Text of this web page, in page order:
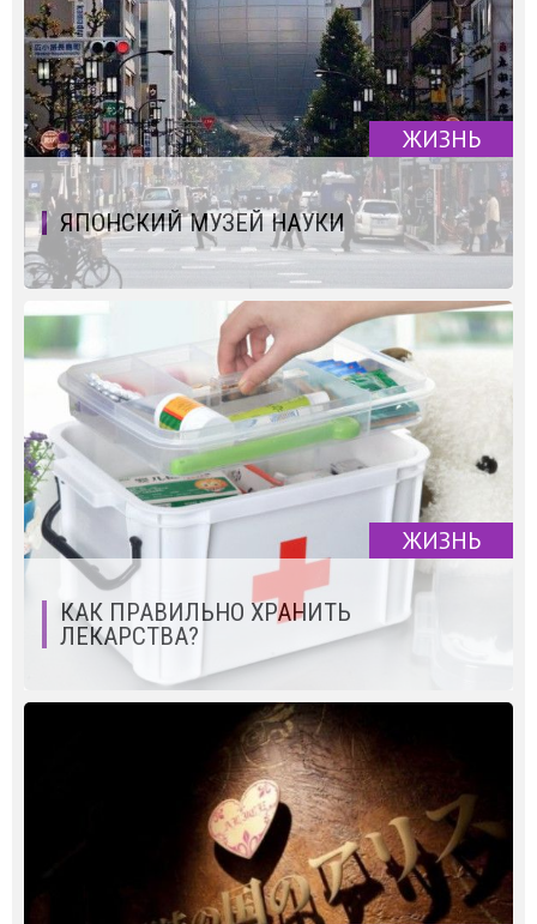
ЖИЗНЬ
ЯПОНСКИЙ МУЗЕЙ НАУКИ
ЖИЗНЬ
КАК ПРАВИЛЬНО ХРАНИТЬ
ЛЕКАРСТВА?